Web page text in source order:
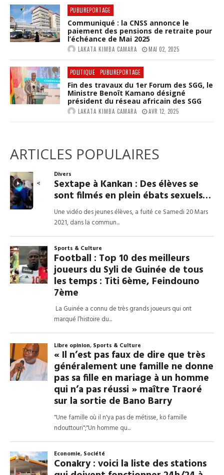
PUBLIREPORTAGE
Communiqué : la CNSS annonce le
paiement des pensions de retraite pour
l’échéance de Mai 2025
LAKATA KIMBA CAMARA MAI 02, 2025
POLITIQUE PUBLIREPORTAGE
Fin des travaux du 1er Forum des SGG, le
Ministre Benoît Kamano désigné
président du réseau africain des SGG
LAKATA KIMBA CAMARA AVR 12, 2025
ARTICLES POPULAIRES